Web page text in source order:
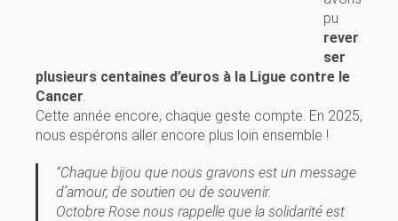
pu
rever
ser
plusieurs centaines d’euros à la Ligue contre le
Cancer.
Cette année encore, chaque geste compte. En 2025,
nous espérons aller encore plus loin ensemble !
“Chaque bijou que nous gravons est un message
d’amour, de soutien ou de souvenir.
Octobre Rose nous rappelle que la solidarité est